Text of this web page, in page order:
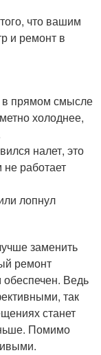
что вашим
и ремонт в
в прямом смысле
холоднее,
налет, это
работает
лопнул
заменить
ремонт
Ведь
так
станет
Помимо